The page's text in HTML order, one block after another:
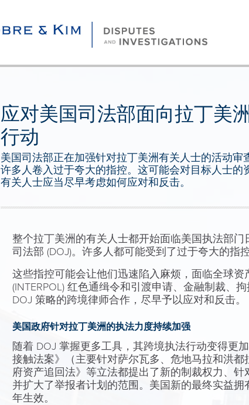
应对美国司法部面向拉丁美
行动
美国司法部正在加强针对拉丁美洲有关人士的活动
许多人卷入过于夸大的指控。这可能会对目标人士的
有关人士应当尽早考虑如何应对和反击。
整个拉丁美洲的有关人士都开始面临美国执法部
司法部 (DOJ)。许多人都可能受到了过于夸大的指控
这些指控可能会让他们迅速陷入麻烦，面临全球
(INTERPOL) 红色通缉令和引渡申请、金融制裁、
DOJ 策略的跨境律师合作，尽早予以应对和反击。
美国政府针对拉丁美洲的执法力度持续加强
随着 DOJ 掌握更多工具，其跨境执法行动变得更
接触法案》（主要针对萨尔瓦多、危地马拉和洪
府资产追回法》等立法都提出了新的制裁权力、针
并扩大了举报者计划的范围。美国新的最终实益拥
年生效。